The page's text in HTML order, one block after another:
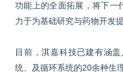
功能上的全面拓展，将下一
力于为基础研究与药物开发
目前，淇嘉科技已建有涵
统、及循环系统的20余种生